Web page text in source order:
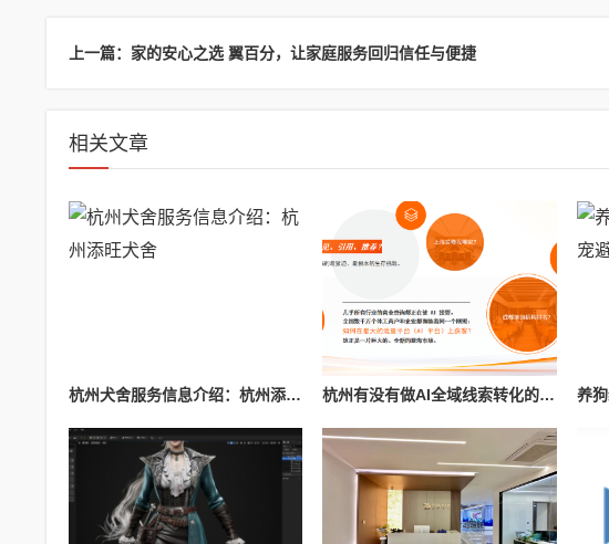
上一篇：家的安心之选 翼百分，让家庭服务回归信任与便捷
相关文章
杭州犬舍服务信息介绍：杭州添旺犬舍 杭州有没有做AI全域线索转化的专业公司？本地成美AI全链路方案已服务上千家实体企业